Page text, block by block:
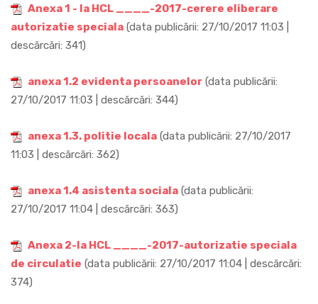
Anexa 1 - la HCL ____-2017-cerere eliberare
autorizatie speciala (data publicării: 27/10/2017 11:03 |
descărcări: 341)
anexa 1.2 evidenta persoanelor (data publicării:
27/10/2017 11:03 | descărcări: 344)
anexa 1.3. politie locala (data publicării: 27/10/2017
11:03 | descărcări: 362)
anexa 1.4 asistenta sociala (data publicării:
27/10/2017 11:04 | descărcări: 363)
Anexa 2-la HCL ____-2017-autorizatie speciala
de circulatie (data publicării: 27/10/2017 11:04 | descărcări:
374)